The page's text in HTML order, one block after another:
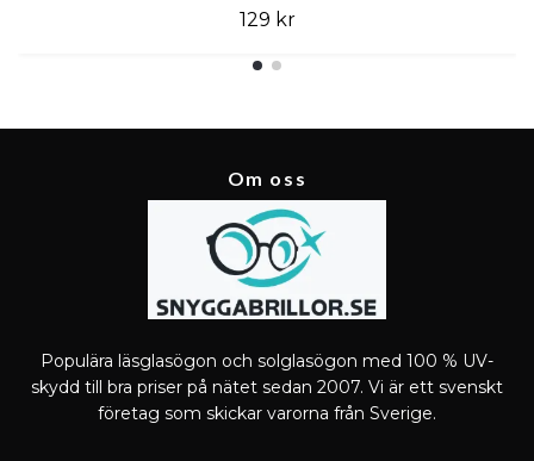
129 kr
Om oss
Populära läsglasögon och solglasögon med 100 % UV-
skydd till bra priser på nätet sedan 2007. Vi är ett svenskt
företag som skickar varorna från Sverige.